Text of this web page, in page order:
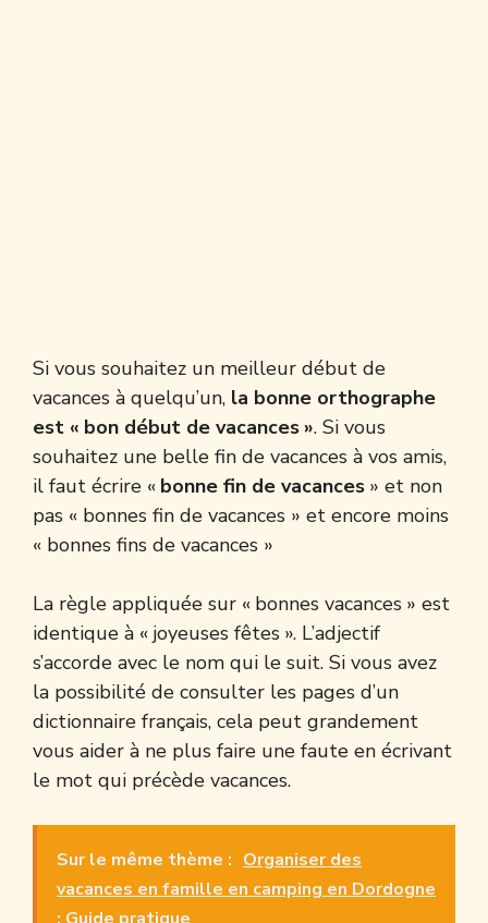
Si vous souhaitez un meilleur début de
vacances à quelqu’un, la bonne orthographe
est « bon début de vacances ». Si vous
souhaitez une belle fin de vacances à vos amis,
il faut écrire « bonne fin de vacances » et non
pas « bonnes fin de vacances » et encore moins
« bonnes fins de vacances »
La règle appliquée sur « bonnes vacances » est
identique à « joyeuses fêtes ». L’adjectif
s’accorde avec le nom qui le suit. Si vous avez
la possibilité de consulter les pages d’un
dictionnaire français, cela peut grandement
vous aider à ne plus faire une faute en écrivant
le mot qui précède vacances.
Sur le même thème : Organiser des
vacances en famille en camping en Dordogne